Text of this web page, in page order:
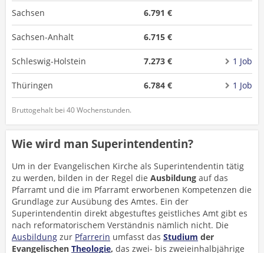
Sachsen 6.791 €
Sachsen-Anhalt 6.715 €
Schleswig-Holstein 7.273 € 1 Job
Thüringen 6.784 € 1 Job
Bruttogehalt bei 40 Wochenstunden.
Wie wird man Superintendentin?
Um in der Evangelischen Kirche als Superintendentin tätig
zu werden, bilden in der Regel die Ausbildung auf das
Pfarramt und die im Pfarramt erworbenen Kompetenzen die
Grundlage zur Ausübung des Amtes. Ein der
Superintendentin direkt abgestuftes geistliches Amt gibt es
nach reformatorischem Verständnis nämlich nicht. Die
Ausbildung zur Pfarrerin umfasst das Studium der
Evangelischen Theologie, das zwei- bis zweieinhalbjährige